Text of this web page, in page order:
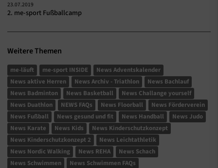
23.07.2019
2. me-sport Fußballcamp
Weitere Themen
me-läuft me-sport INSIDE
News Adventskalender
News aktive Herren
News Archiv - Triathlon
News Bachlauf
News Badminton
News Basketball
News Challange yourself
News Duathlon
NEWS FAQs News Floorball
News Förderverein
News Fußball
News gesund und fit News Handball
News Judo
News Karate
News Kids
News Kinderschutzkonzept
News Kinderschutzkonzept 2
News Leichtathletik
News Nordic Walking
News REHA
News Schach
News Schwimmen
News Schwimmen FAQs